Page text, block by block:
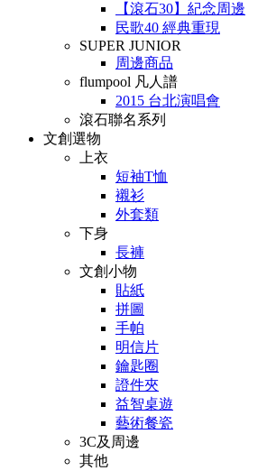
【滾石30】紀念周邊
民歌40 經典重現
SUPER JUNIOR
周邊商品
flumpool 凡人譜
2015 台北演唱會
滾石聯名系列
文創選物
上衣
短袖T恤
襯衫
外套類
下身
長褲
文創小物
貼紙
拼圖
手帕
明信片
鑰匙圈
證件夾
益智桌遊
藝術餐瓷
3C及周邊
其他